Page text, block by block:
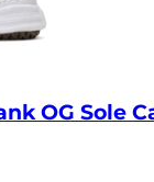
OG Sole